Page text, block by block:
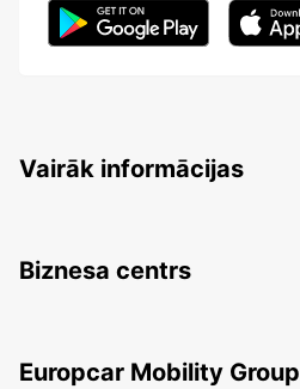
Vairāk informācijas
Biznesa centrs
Europcar Mobility Group